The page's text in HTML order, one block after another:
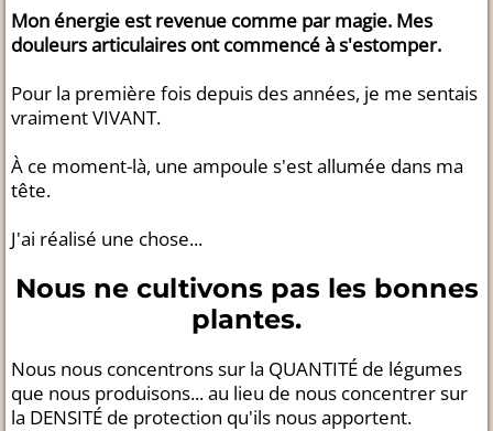
Mon énergie est revenue comme par magie. Mes
douleurs articulaires ont commencé à s'estomper.
Pour la première fois depuis des années, je me sentais
vraiment VIVANT.
À ce moment-là, une ampoule s'est allumée dans ma
tête.
J'ai réalisé une chose...
Nous ne cultivons pas les bonnes
plantes.
Nous nous concentrons sur la QUANTITÉ de légumes
que nous produisons... au lieu de nous concentrer sur
la DENSITÉ de protection qu'ils nous apportent.